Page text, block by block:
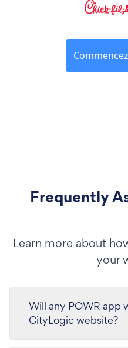
Frequently
Learn more about
your
Will any POWR app
CityLogic website?